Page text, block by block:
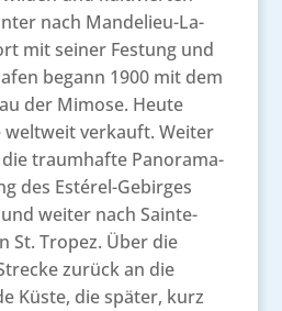
nach Mandelieu-La-
mit seiner Festung und
begann 1900 mit dem
der Mimose. Heute
verkauft. Weiter
traumhafte Panorama-
des Estérel-Gebirges
weiter nach Sainte-
St. Tropez. Über die
zurück an die
Küste, die später, kurz